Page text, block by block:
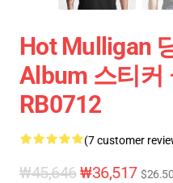
Hot Mulligan
Album 스티커
RB0712
(7 customer
₩45,646₩36,517 $26.50